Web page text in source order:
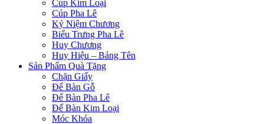
Cúp Kim Loại
Cúp Pha Lê
Kỷ Niệm Chương
Biểu Trưng Pha Lê
Huy Chương
Huy Hiệu – Bảng Tên
Sản Phẩm Quà Tặng
Chặn Giấy
Để Bàn Gỗ
Để Bàn Pha Lê
Để Bàn Kim Loại
Móc Khóa